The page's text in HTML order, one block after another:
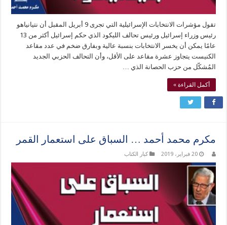
تقول مؤشرات الانتخابات الإسرائيلية التي تجرى 9 أبريل المقبل أن نتيانياهو
رئيس وزراء إسرائيل ورئيس تحالف الليكود الذي حكم إسرائيل أكثر من 13
عامًا يمكن أن يخسر الانتخابات بنسبة عالية وبفارق ضخم في عدد مقاعد
الكنيست يتجاوز عشرة مقاعد على الأقل، وأن التحالف الحزبي الجديد
المُشكّل من حزب الحصانة الذي …
أكمل القراءة »
مكرم محمد أحمد … السباق على استعمار القمر
20 فبراير، 2019 كبار الكتاب